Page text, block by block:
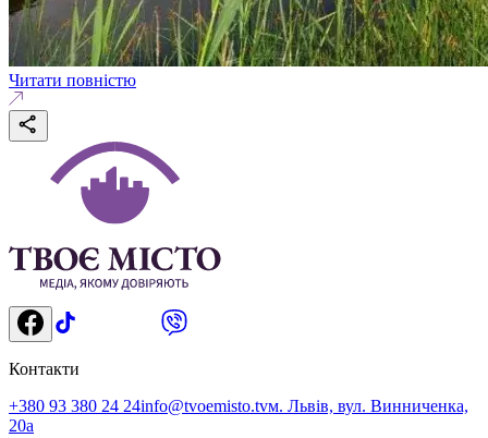
Читати повністю
Контакти
+380 93 380 24 24info@tvoemisto.tvм. Львів, вул. Винниченка,
20а